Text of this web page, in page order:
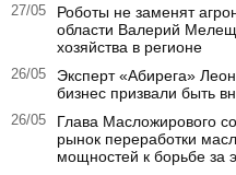
27/05
Роботы не заменят
области Валерий
хозяйства в регионе
26/05
Эксперт «Абирега»
бизнес призвали быть
26/05
Глава Масложирового
рынок переработки
мощностей к борьбе за